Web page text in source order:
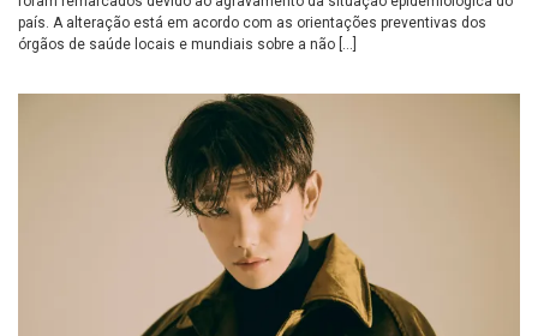
país. A alteração está em acordo com as orientações preventivas dos
órgãos de saúde locais e mundiais sobre a não […]